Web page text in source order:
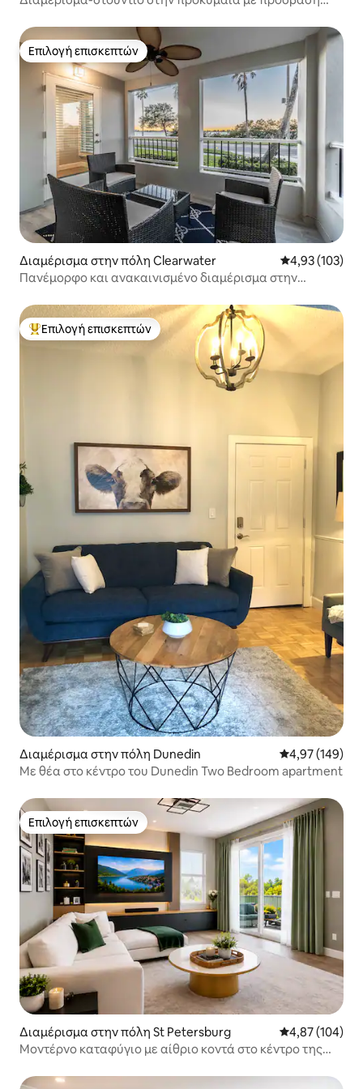
Επιλογή επισκεπτών
Επιλογή επισκεπτών
Διαμέρισμα στην πόλη Clearwater Μέση
4,93 (103)
Πανέμορφο και ανακαινισμένο διαμέρισμα στην
Κορυφαία επιλογή επισκεπτών
Επιλογή επισκεπτών
Διαμέρισμα στην πόλη Dunedin Μέση
4,97 (149)
Με θέα στο κέντρο του Dunedin Two Bedroom apartment
Επιλογή επισκεπτών
Επιλογή επισκεπτών
Διαμέρισμα στην πόλη St Petersburg Μέση
4,87 (104)
Μοντέρνο καταφύγιο με αίθριο κοντά στο κέντρο της